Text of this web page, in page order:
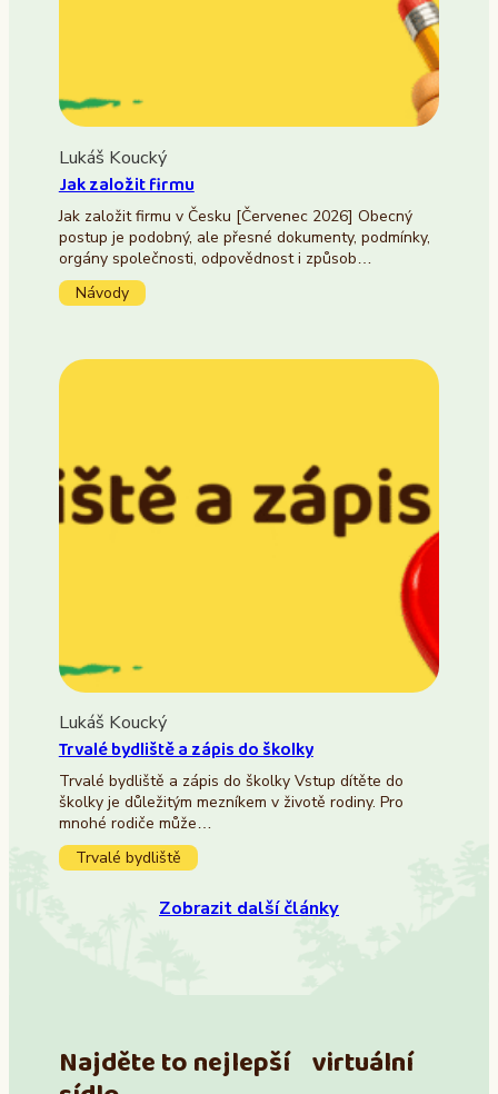
Lukáš Koucký
Jak založit firmu
Jak založit firmu v Česku [Červenec 2026] Obecný
postup je podobný, ale přesné dokumenty, podmínky,
orgány společnosti, odpovědnost i způsob…
Návody
Lukáš Koucký
Trvalé bydliště a zápis do školky
Trvalé bydliště a zápis do školky Vstup dítěte do
školky je důležitým mezníkem v životě rodiny. Pro
mnohé rodiče může…
Trvalé bydliště
Zobrazit další články
Najděte to nejlepší virtuální